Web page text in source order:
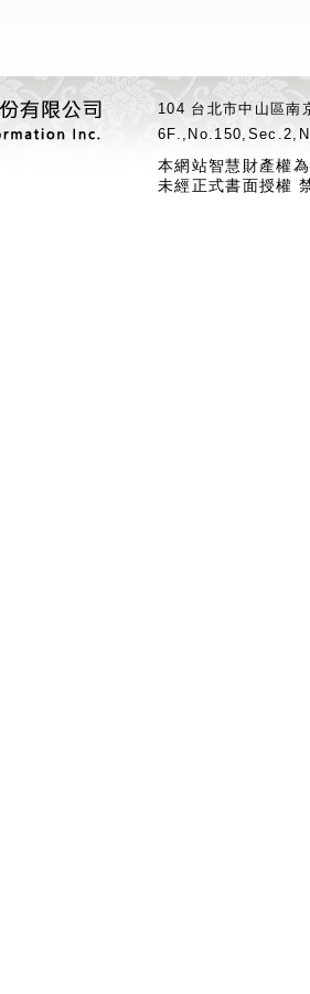
104 台北市中山區
本網站智慧財產權
未經正式書面授權